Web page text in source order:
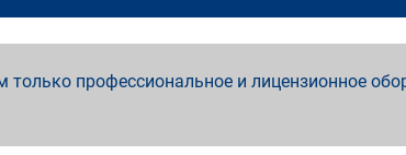
профессиональное и лицензионное